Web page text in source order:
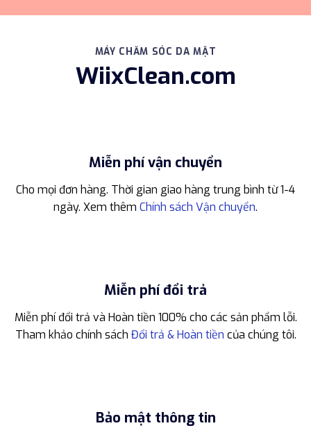
MÁY CHĂM SÓC DA MẶT
WiixClean.com
Miễn phí vận chuyển
Cho mọi đơn hàng. Thời gian giao hàng trung bình từ 1-4
ngày. Xem thêm Chính sách Vận chuyển.
Miễn phí đổi trả
Miễn phí đổi trả và Hoàn tiền 100% cho các sản phẩm lỗi.
Tham khảo chính sách Đổi trả & Hoàn tiền của chúng tôi.
Bảo mật thông tin